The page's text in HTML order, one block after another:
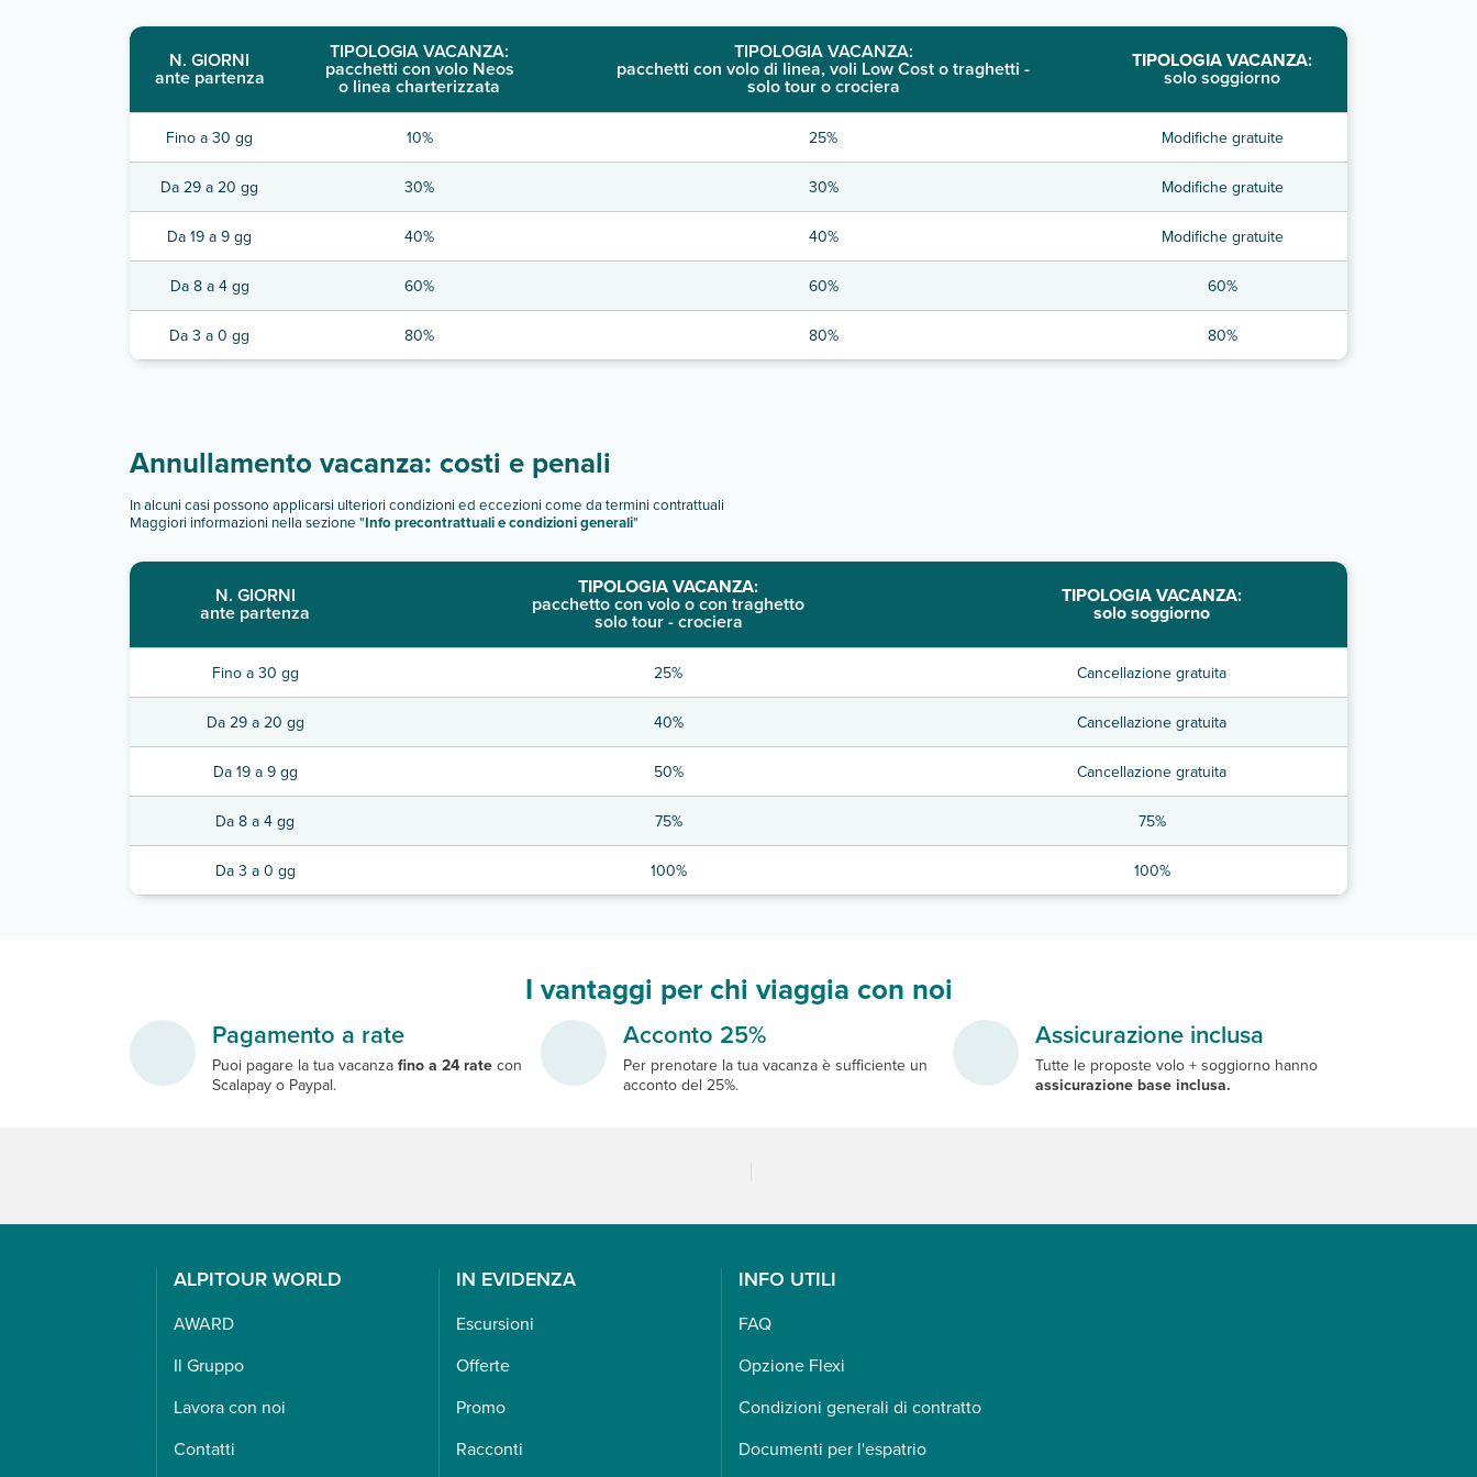
N. GIORNI
ante partenza
TIPOLOGIA VACANZA:
pacchetti con volo Neos
o linea charterizzata
TIPOLOGIA VACANZA:
pacchetti con volo di linea, voli Low Cost o traghetti -
solo tour o crociera
TIPOLOGIA VACANZA:
solo soggiorno
Fino a 30 gg 10% 25% Modifiche gratuite
Da 29 a 20 gg 30% 30% Modifiche gratuite
Da 19 a 9 gg 40% 40% Modifiche gratuite
Da 8 a 4 gg 60% 60% 60%
Da 3 a 0 gg 80% 80% 80%
Annullamento vacanza: costi e penali
In alcuni casi possono applicarsi ulteriori condizioni ed eccezioni come da termini contrattuali
Maggiori informazioni nella sezione "Info precontrattuali e condizioni generali"
N. GIORNI
ante partenza
TIPOLOGIA VACANZA:
pacchetto con volo o con traghetto
solo tour - crociera
TIPOLOGIA VACANZA:
solo soggiorno
Fino a 30 gg 25% Cancellazione gratuita
Da 29 a 20 gg 40% Cancellazione gratuita
Da 19 a 9 gg 50% Cancellazione gratuita
Da 8 a 4 gg 75% 75%
Da 3 a 0 gg 100% 100%
I vantaggi per chi viaggia con noi
Pagamento a rate
Puoi pagare la tua vacanza fino a 24 rate con
Scalapay o Paypal.
Acconto 25%
Per prenotare la tua vacanza è sufficiente un
acconto del 25%.
Assicurazione inclusa
Tutte le proposte volo + soggiorno hanno
assicurazione base inclusa.
ALPITOUR WORLD
AWARD
Il Gruppo
Lavora con noi
Contatti
IN EVIDENZA
Escursioni
Offerte
Promo
Racconti
INFO UTILI
FAQ
Opzione Flexi
Condizioni generali di contratto
Documenti per l'espatrio